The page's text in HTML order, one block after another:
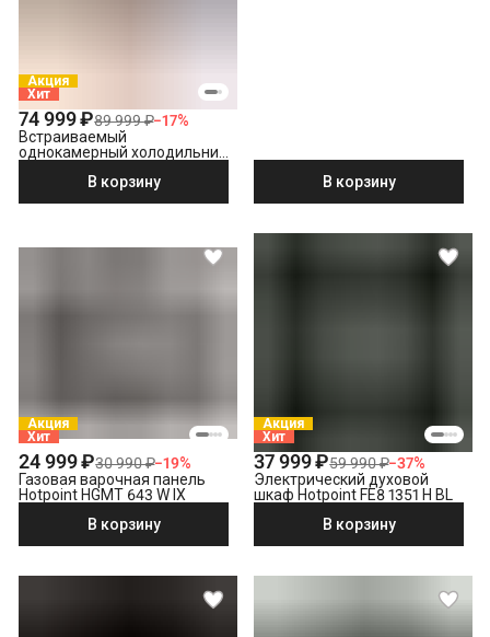
Акция
Хит
74 999 ₽89 999 ₽−17%
Встраиваемый
однокамерный холодильник
В корзину
В корзину
Акция
Хит
24 999 ₽30 990 ₽−19%
Газовая варочная панель
Hotpoint HGMT 643 W IX
В корзину
Акция
Хит
37 999 ₽59 990 ₽−37%
Электрический духовой
шкаф Hotpoint FE8 1351 H BL
В корзину